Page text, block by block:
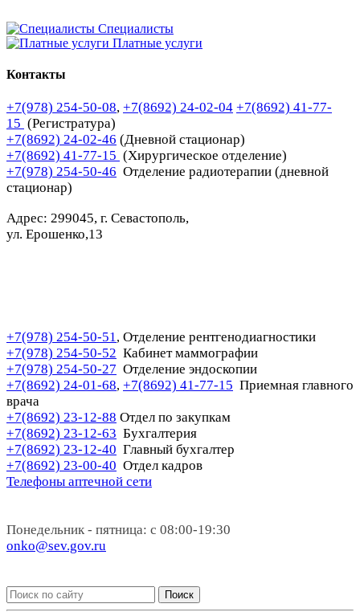
Специалисты
Платные услуги
Контакты
+7(978) 254-50-08, +7(8692) 24-02-04 +7(8692) 41-77-
15 (Регистратура)
+7(8692) 24-02-46 (Дневной стационар)
+7(8692) 41-77-15 (Хирургическое отделение)
+7(978) 254-50-46 Отделение радиотерапии (дневной
стационар)
Адрес: 299045, г. Севастополь,
ул. Ерошенко,13
+7(978) 254-50-51 , Отделение рентгенодиагностики
+7(978) 254-50-52 Кабинет маммографии
+7(978) 254-50-27 Отделение эндоскопии
+7(8692) 24-01-68, +7(8692) 41-77-15 Приемная главного
врача
+7(8692) 23-12-88 Отдел по закупкам
+7(8692) 23-12-63 Бухгалтерия
+7(8692) 23-12-40 Главный бухгалтер
+7(8692) 23-00-40 Отдел кадров
Телефоны аптечной сети
Понедельник - пятница: с 08:00-19:30
onko@sev.gov.ru
Поиск